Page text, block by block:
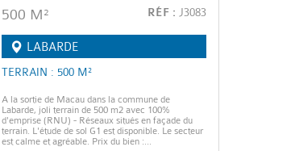
RÉF : J3083
500 M²
LABARDE
TERRAIN : 500 M²
A la sortie de Macau dans la commune de
Labarde, joli terrain de 500 m2 avec 100%
d'emprise (RNU) - Réseaux situés en façade du
terrain. L'étude de sol G1 est disponible. Le secteur
est calme et agréable. Prix du bien :...